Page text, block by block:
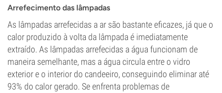
Arrefecimento das lâmpadas
As lâmpadas arrefecidas a ar são bastante eficazes, já que o
calor produzido à volta da lâmpada é imediatamente
extraído. As lâmpadas arrefecidas a água funcionam de
maneira semelhante, mas a água circula entre o vidro
exterior e o interior do candeeiro, conseguindo eliminar até
93% do calor gerado. Se enfrenta problemas de